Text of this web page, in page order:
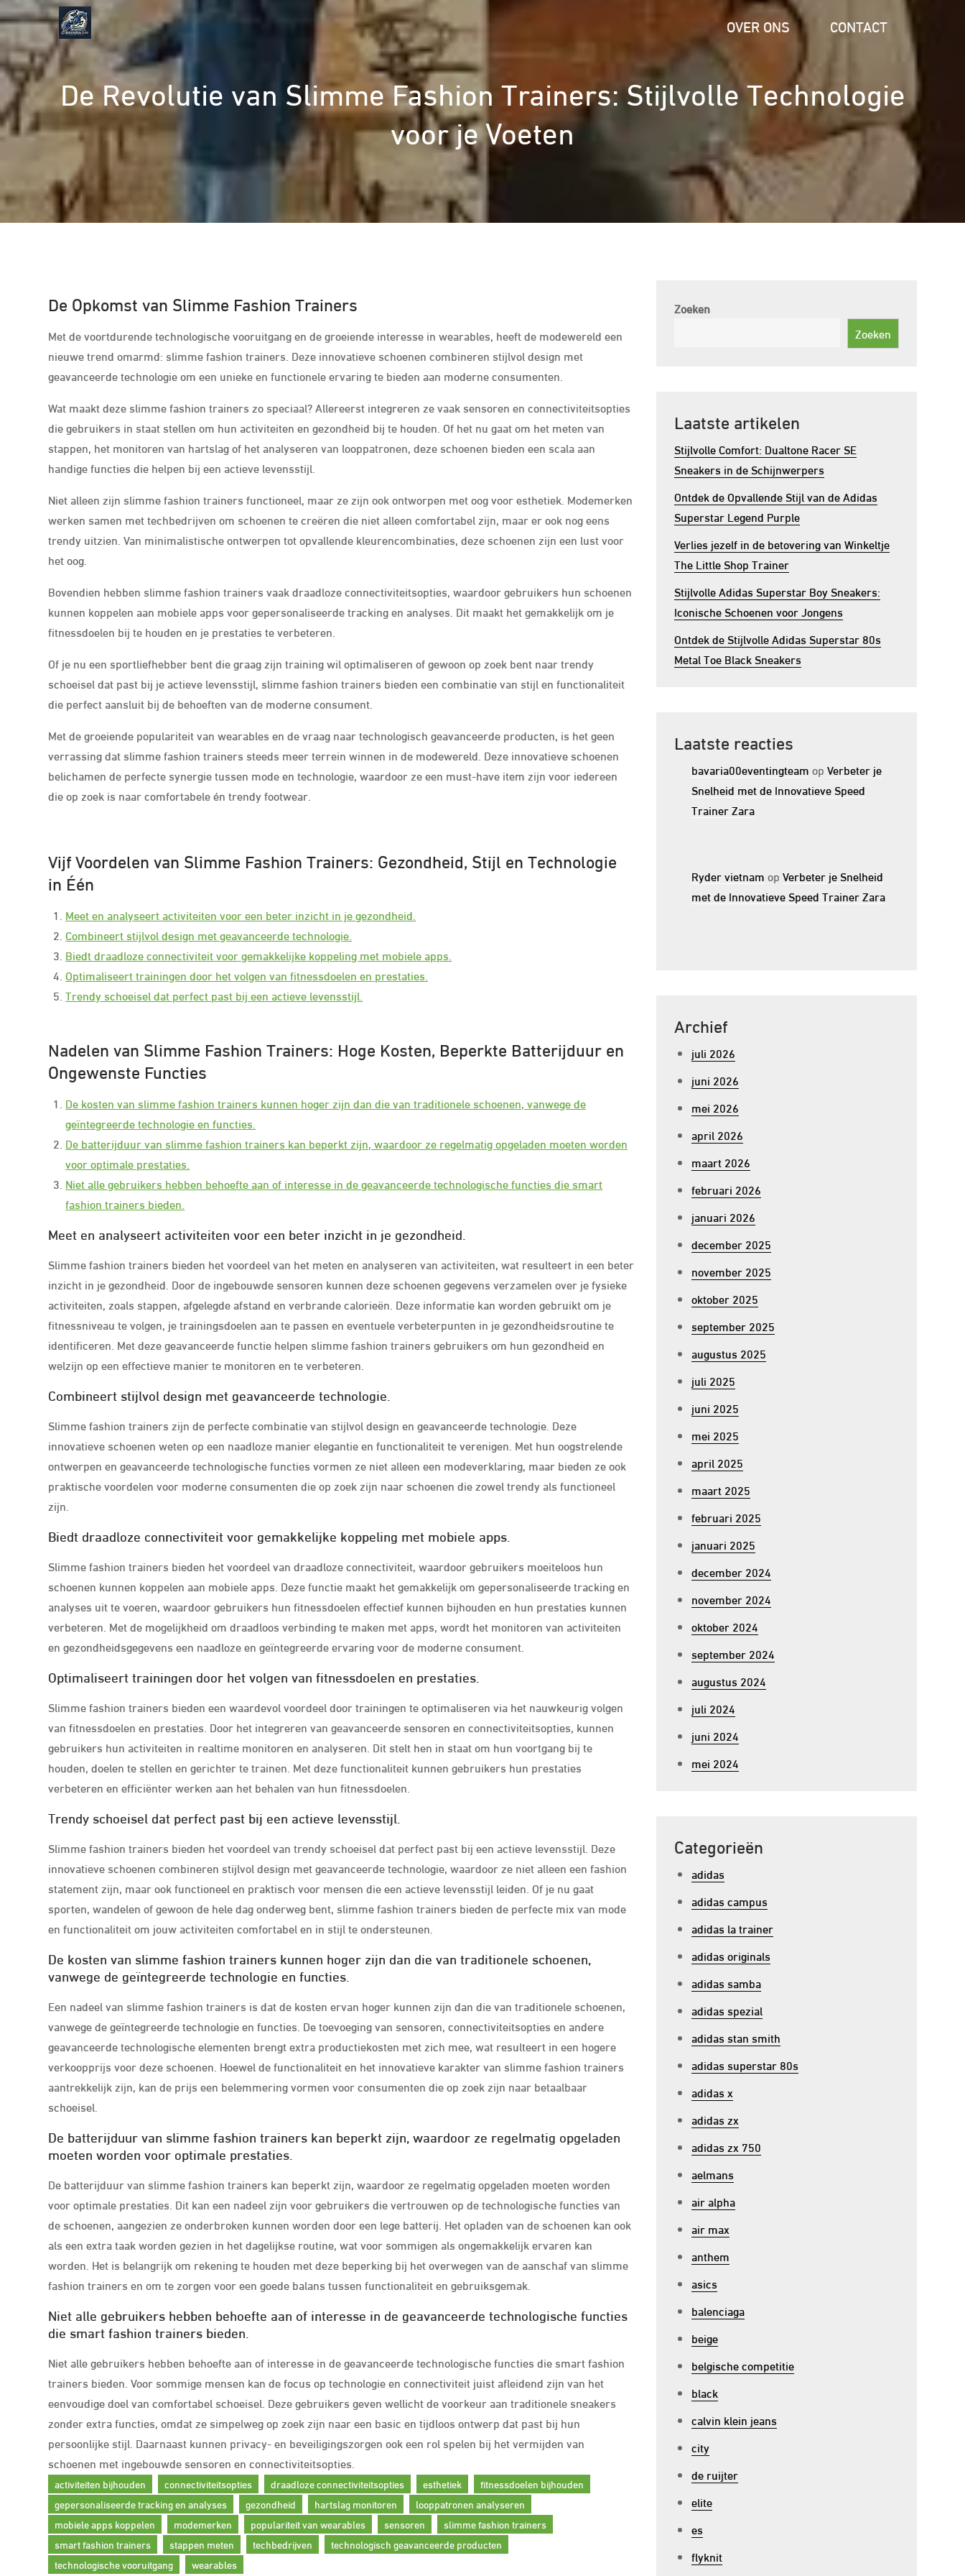
Naar
de
inhoud
gaan
OVER ONS CONTACT
De Revolutie van Slimme Fashion Trainers: Stijlvolle Technologie
voor je Voeten
De Opkomst van Slimme Fashion Trainers
Met de voortdurende technologische vooruitgang en de groeiende interesse in wearables, heeft de modewereld een
nieuwe trend omarmd: slimme fashion trainers. Deze innovatieve schoenen combineren stijlvol design met
geavanceerde technologie om een unieke en functionele ervaring te bieden aan moderne consumenten.
Wat maakt deze slimme fashion trainers zo speciaal? Allereerst integreren ze vaak sensoren en connectiviteitsopties
die gebruikers in staat stellen om hun activiteiten en gezondheid bij te houden. Of het nu gaat om het meten van
stappen, het monitoren van hartslag of het analyseren van looppatronen, deze schoenen bieden een scala aan
handige functies die helpen bij een actieve levensstijl.
Niet alleen zijn slimme fashion trainers functioneel, maar ze zijn ook ontworpen met oog voor esthetiek. Modemerken
werken samen met techbedrijven om schoenen te creëren die niet alleen comfortabel zijn, maar er ook nog eens
trendy uitzien. Van minimalistische ontwerpen tot opvallende kleurencombinaties, deze schoenen zijn een lust voor
het oog.
Bovendien hebben slimme fashion trainers vaak draadloze connectiviteitsopties, waardoor gebruikers hun schoenen
kunnen koppelen aan mobiele apps voor gepersonaliseerde tracking en analyses. Dit maakt het gemakkelijk om je
fitnessdoelen bij te houden en je prestaties te verbeteren.
Of je nu een sportliefhebber bent die graag zijn training wil optimaliseren of gewoon op zoek bent naar trendy
schoeisel dat past bij je actieve levensstijl, slimme fashion trainers bieden een combinatie van stijl en functionaliteit
die perfect aansluit bij de behoeften van de moderne consument.
Met de groeiende populariteit van wearables en de vraag naar technologisch geavanceerde producten, is het geen
verrassing dat slimme fashion trainers steeds meer terrein winnen in de modewereld. Deze innovatieve schoenen
belichamen de perfecte synergie tussen mode en technologie, waardoor ze een must-have item zijn voor iedereen
die op zoek is naar comfortabele én trendy footwear.
Vijf Voordelen van Slimme Fashion Trainers: Gezondheid, Stijl en Technologie
in Één
Meet en analyseert activiteiten voor een beter inzicht in je gezondheid.
Combineert stijlvol design met geavanceerde technologie.
Biedt draadloze connectiviteit voor gemakkelijke koppeling met mobiele apps.
Optimaliseert trainingen door het volgen van fitnessdoelen en prestaties.
Trendy schoeisel dat perfect past bij een actieve levensstijl.
Nadelen van Slimme Fashion Trainers: Hoge Kosten, Beperkte Batterijduur en
Ongewenste Functies
De kosten van slimme fashion trainers kunnen hoger zijn dan die van traditionele schoenen, vanwege de
geïntegreerde technologie en functies.
De batterijduur van slimme fashion trainers kan beperkt zijn, waardoor ze regelmatig opgeladen moeten worden
voor optimale prestaties.
Niet alle gebruikers hebben behoefte aan of interesse in de geavanceerde technologische functies die smart
fashion trainers bieden.
Meet en analyseert activiteiten voor een beter inzicht in je gezondheid.
Slimme fashion trainers bieden het voordeel van het meten en analyseren van activiteiten, wat resulteert in een beter
inzicht in je gezondheid. Door de ingebouwde sensoren kunnen deze schoenen gegevens verzamelen over je fysieke
activiteiten, zoals stappen, afgelegde afstand en verbrande calorieën. Deze informatie kan worden gebruikt om je
fitnessniveau te volgen, je trainingsdoelen aan te passen en eventuele verbeterpunten in je gezondheidsroutine te
identificeren. Met deze geavanceerde functie helpen slimme fashion trainers gebruikers om hun gezondheid en
welzijn op een effectieve manier te monitoren en te verbeteren.
Combineert stijlvol design met geavanceerde technologie.
Slimme fashion trainers zijn de perfecte combinatie van stijlvol design en geavanceerde technologie. Deze
innovatieve schoenen weten op een naadloze manier elegantie en functionaliteit te verenigen. Met hun oogstrelende
ontwerpen en geavanceerde technologische functies vormen ze niet alleen een modeverklaring, maar bieden ze ook
praktische voordelen voor moderne consumenten die op zoek zijn naar schoenen die zowel trendy als functioneel
zijn.
Biedt draadloze connectiviteit voor gemakkelijke koppeling met mobiele apps.
Slimme fashion trainers bieden het voordeel van draadloze connectiviteit, waardoor gebruikers moeiteloos hun
schoenen kunnen koppelen aan mobiele apps. Deze functie maakt het gemakkelijk om gepersonaliseerde tracking en
analyses uit te voeren, waardoor gebruikers hun fitnessdoelen effectief kunnen bijhouden en hun prestaties kunnen
verbeteren. Met de mogelijkheid om draadloos verbinding te maken met apps, wordt het monitoren van activiteiten
en gezondheidsgegevens een naadloze en geïntegreerde ervaring voor de moderne consument.
Optimaliseert trainingen door het volgen van fitnessdoelen en prestaties.
Slimme fashion trainers bieden een waardevol voordeel door trainingen te optimaliseren via het nauwkeurig volgen
van fitnessdoelen en prestaties. Door het integreren van geavanceerde sensoren en connectiviteitsopties, kunnen
gebruikers hun activiteiten in realtime monitoren en analyseren. Dit stelt hen in staat om hun voortgang bij te
houden, doelen te stellen en gerichter te trainen. Met deze functionaliteit kunnen gebruikers hun prestaties
verbeteren en efficiënter werken aan het behalen van hun fitnessdoelen.
Trendy schoeisel dat perfect past bij een actieve levensstijl.
Slimme fashion trainers bieden het voordeel van trendy schoeisel dat perfect past bij een actieve levensstijl. Deze
innovatieve schoenen combineren stijlvol design met geavanceerde technologie, waardoor ze niet alleen een fashion
statement zijn, maar ook functioneel en praktisch voor mensen die een actieve levensstijl leiden. Of je nu gaat
sporten, wandelen of gewoon de hele dag onderweg bent, slimme fashion trainers bieden de perfecte mix van mode
en functionaliteit om jouw activiteiten comfortabel en in stijl te ondersteunen.
De kosten van slimme fashion trainers kunnen hoger zijn dan die van traditionele schoenen,
vanwege de geïntegreerde technologie en functies.
Een nadeel van slimme fashion trainers is dat de kosten ervan hoger kunnen zijn dan die van traditionele schoenen,
vanwege de geïntegreerde technologie en functies. De toevoeging van sensoren, connectiviteitsopties en andere
geavanceerde technologische elementen brengt extra productiekosten met zich mee, wat resulteert in een hogere
verkoopprijs voor deze schoenen. Hoewel de functionaliteit en het innovatieve karakter van slimme fashion trainers
aantrekkelijk zijn, kan de prijs een belemmering vormen voor consumenten die op zoek zijn naar betaalbaar
schoeisel.
De batterijduur van slimme fashion trainers kan beperkt zijn, waardoor ze regelmatig opgeladen
moeten worden voor optimale prestaties.
De batterijduur van slimme fashion trainers kan beperkt zijn, waardoor ze regelmatig opgeladen moeten worden
voor optimale prestaties. Dit kan een nadeel zijn voor gebruikers die vertrouwen op de technologische functies van
de schoenen, aangezien ze onderbroken kunnen worden door een lege batterij. Het opladen van de schoenen kan ook
als een extra taak worden gezien in het dagelijkse routine, wat voor sommigen als ongemakkelijk ervaren kan
worden. Het is belangrijk om rekening te houden met deze beperking bij het overwegen van de aanschaf van slimme
fashion trainers en om te zorgen voor een goede balans tussen functionaliteit en gebruiksgemak.
Niet alle gebruikers hebben behoefte aan of interesse in de geavanceerde technologische functies
die smart fashion trainers bieden.
Niet alle gebruikers hebben behoefte aan of interesse in de geavanceerde technologische functies die smart fashion
trainers bieden. Voor sommige mensen kan de focus op technologie en connectiviteit juist afleidend zijn van het
eenvoudige doel van comfortabel schoeisel. Deze gebruikers geven wellicht de voorkeur aan traditionele sneakers
zonder extra functies, omdat ze simpelweg op zoek zijn naar een basic en tijdloos ontwerp dat past bij hun
persoonlijke stijl. Daarnaast kunnen privacy- en beveiligingszorgen ook een rol spelen bij het vermijden van
schoenen met ingebouwde sensoren en connectiviteitsopties.
activiteiten bijhouden connectiviteitsopties draadloze connectiviteitsopties esthetiek
fitnessdoelen bijhouden
gepersonaliseerde tracking en analyses
gezondheid hartslag monitoren
looppatronen analyseren
mobiele apps koppelen
modemerken populariteit van wearables sensoren
slimme fashion trainers
smart fashion trainers
stappen meten techbedrijven
technologisch geavanceerde producten
technologische vooruitgang
wearables
Zoeken
Zoeken
Laatste artikelen
Stijlvolle Comfort: Dualtone Racer SE
Sneakers in de Schijnwerpers
Ontdek de Opvallende Stijl van de Adidas
Superstar Legend Purple
Verlies jezelf in de betovering van Winkeltje
The Little Shop Trainer
Stijlvolle Adidas Superstar Boy Sneakers:
Iconische Schoenen voor Jongens
Ontdek de Stijlvolle Adidas Superstar 80s
Metal Toe Black Sneakers
Laatste reacties
bavaria00eventingteam op Verbeter je
Snelheid met de Innovatieve Speed
Trainer Zara
Ryder vietnam op Verbeter je Snelheid
met de Innovatieve Speed Trainer Zara
Archief
juli 2026
juni 2026
mei 2026
april 2026
maart 2026
februari 2026
januari 2026
december 2025
november 2025
oktober 2025
september 2025
augustus 2025
juli 2025
juni 2025
mei 2025
april 2025
maart 2025
februari 2025
januari 2025
december 2024
november 2024
oktober 2024
september 2024
augustus 2024
juli 2024
juni 2024
mei 2024
Categorieën
adidas
adidas campus
adidas la trainer
adidas originals
adidas samba
adidas spezial
adidas stan smith
adidas superstar 80s
adidas x
adidas zx
adidas zx 750
aelmans
air alpha
air max
anthem
asics
balenciaga
beige
belgische competitie
black
calvin klein jeans
city
de ruijter
elite
es
flyknit